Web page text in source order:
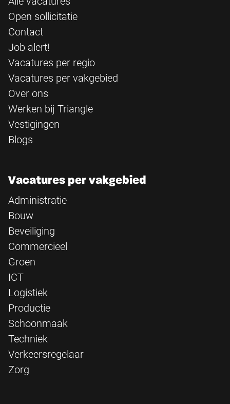
Open sollicitatie
Contact
Job alert!
Vacatures per regio
Vacatures per vakgebied
Over ons
Werken bij Triangle
Vestigingen
Blogs
Vacatures per vakgebied
Administratie
Bouw
Beveiliging
Commercieel
Groen
ICT
Logistiek
Productie
Schoonmaak
Techniek
Verkeersregelaar
Zorg